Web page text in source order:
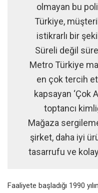
olmayan bu
Türkiye,
istikrarlı bir
Süreli değil
Metro Türkiye
en çok tercih
kapsayan ‘Çok
toptancı
Mağaza
şirket, daha iyi
tasarrufu ve kolay
Faaliyete başladığı 1990